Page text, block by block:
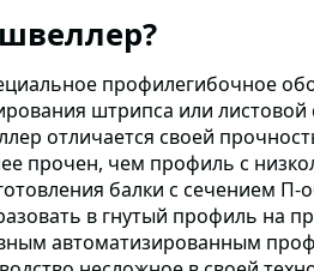
профилегибочное
штрипса или листовой
отличается своей
прочен, чем профиль с
балки с сечением
в гнутый профиль на
автоматизированным